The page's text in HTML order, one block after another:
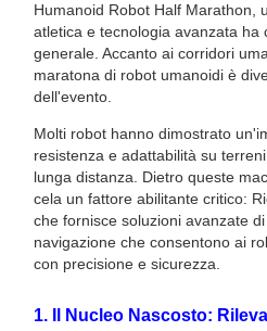
Humanoid Robot Half Marathon,
atletica e tecnologia avanzata ha
generale. Accanto ai corridori
maratona di robot umanoidi è
dell'evento.
Molti robot hanno dimostrato
resistenza e adattabilità su
lunga distanza. Dietro queste
cela un fattore abilitante critico:
che fornisce soluzioni avanzate
navigazione che consentono ai
con precisione e sicurezza.
1. Il Nucleo Nascosto: